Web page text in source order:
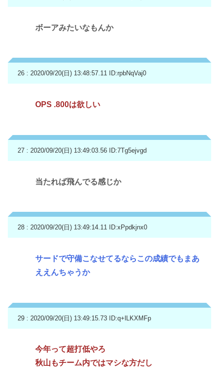
ボーアみたいなもんか
26 : 2020/09/20(日) 13:48:57.11 ID:rpbNqVaj0
OPS .800は欲しい
27 : 2020/09/20(日) 13:49:03.56 ID:7Tg5ejvgd
当たれば飛んでる感じか
28 : 2020/09/20(日) 13:49:14.11 ID:xPpdkjnx0
サードで守備こなせてるならこの成績でもまあ
ええんちゃうか
29 : 2020/09/20(日) 13:49:15.73 ID:q+lLKXMFp
今年って超打低やろ
秋山もチーム内ではマシな方だし